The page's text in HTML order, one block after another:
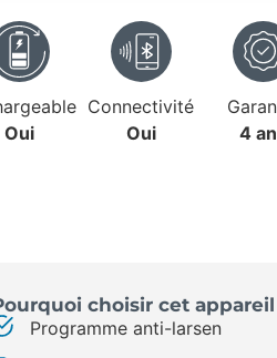
Oui
Connectivité
Oui
4
choisir cet appareil
Programme anti-larsen